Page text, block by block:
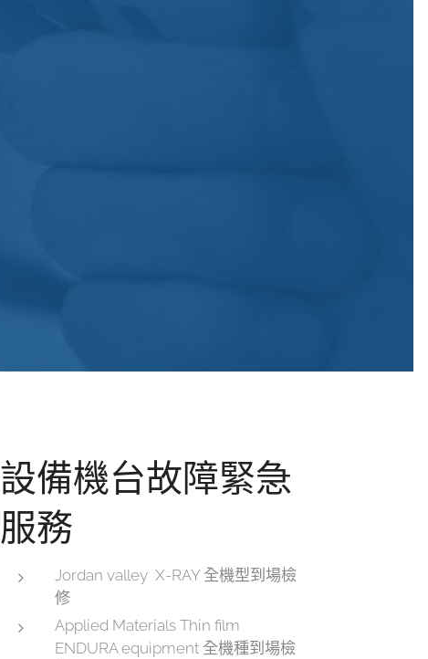
設備機台故障緊急
服務
Jordan valley X-RAY 全機型到場檢
修
Applied Materials Thin film
ENDURA equipment 全機種到場檢